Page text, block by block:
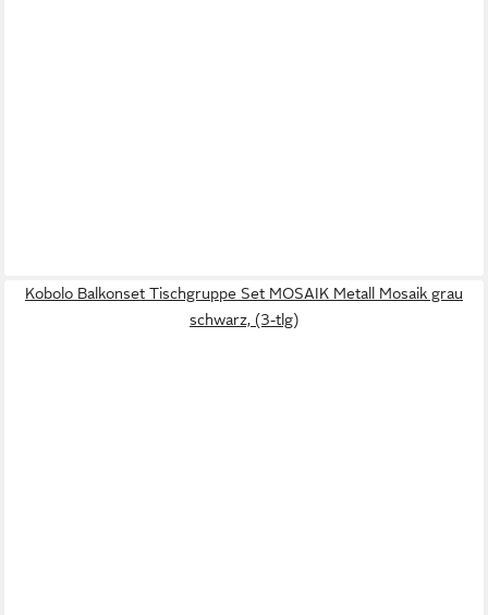
Kobolo Balkonset Tischgruppe Set MOSAIK Metall Mosaik grau
schwarz, (3-tlg)